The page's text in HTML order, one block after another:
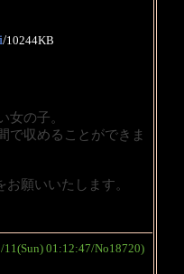
/10244KB
女の子。
で収めることができま
お願いいたします。
01:12:47/No18720)